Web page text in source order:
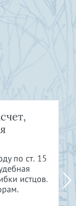
по ст. 15
истцов.